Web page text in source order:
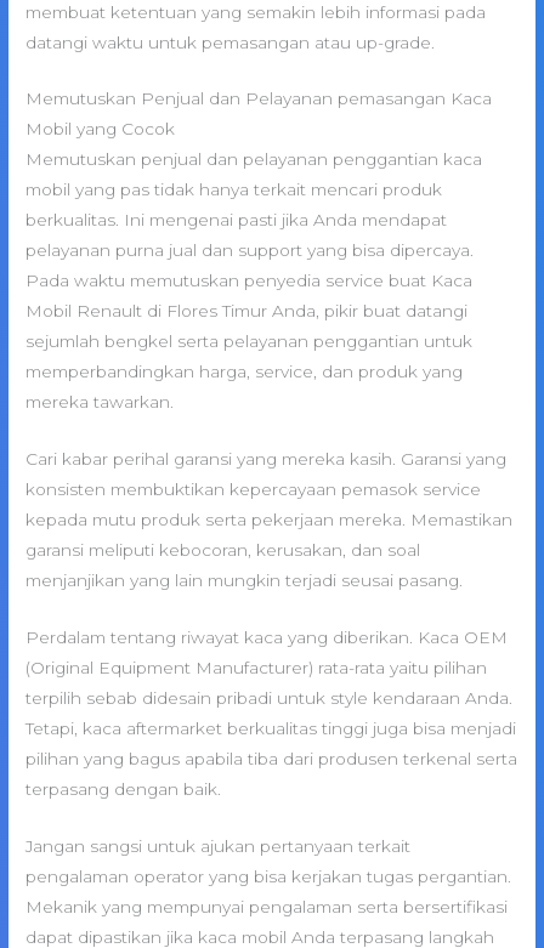
membuat ketentuan yang semakin lebih informasi pada
datangi waktu untuk pemasangan atau up-grade.
Memutuskan Penjual dan Pelayanan pemasangan Kaca
Mobil yang Cocok
Memutuskan penjual dan pelayanan penggantian kaca
mobil yang pas tidak hanya terkait mencari produk
berkualitas. Ini mengenai pasti jika Anda mendapat
pelayanan purna jual dan support yang bisa dipercaya.
Pada waktu memutuskan penyedia service buat Kaca
Mobil Renault di Flores Timur Anda, pikir buat datangi
sejumlah bengkel serta pelayanan penggantian untuk
memperbandingkan harga, service, dan produk yang
mereka tawarkan.
Cari kabar perihal garansi yang mereka kasih. Garansi yang
konsisten membuktikan kepercayaan pemasok service
kepada mutu produk serta pekerjaan mereka. Memastikan
garansi meliputi kebocoran, kerusakan, dan soal
menjanjikan yang lain mungkin terjadi seusai pasang.
Perdalam tentang riwayat kaca yang diberikan. Kaca OEM
(Original Equipment Manufacturer) rata-rata yaitu pilihan
terpilih sebab didesain pribadi untuk style kendaraan Anda.
Tetapi, kaca aftermarket berkualitas tinggi juga bisa menjadi
pilihan yang bagus apabila tiba dari produsen terkenal serta
terpasang dengan baik.
Jangan sangsi untuk ajukan pertanyaan terkait
pengalaman operator yang bisa kerjakan tugas pergantian.
Mekanik yang mempunyai pengalaman serta bersertifikasi
dapat dipastikan jika kaca mobil Anda terpasang langkah